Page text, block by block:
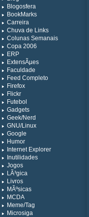
Blogosfera
BookMarks
Carreira
Chuva de Links
Colunas Semanais
Copa 2006
ERP
ExtensÃµes
Faculdade
Feed Completo
Firefox
Flickr
Futebol
Gadgets
Geek/Nerd
GNU/Linux
Google
Humor
Internet Explorer
Inutilidades
Jogos
LÃ³gica
Livros
MÃºsicas
MCDA
Meme/Tag
Microsiga